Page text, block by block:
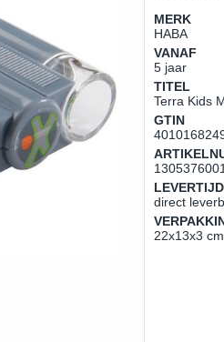
MERK
HABA
VANAF
5 jaar
TITEL
Terra Kids
GTIN
1305376001
LEVERTIJD
direct
22x13x3 cm